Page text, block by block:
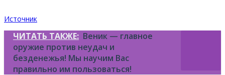
Источник
ЧИТАТЬ ТАКЖЕ: Веник — главное
оружие против неудач и
безденежья! Мы научим Вас
правильно им пользоваться!